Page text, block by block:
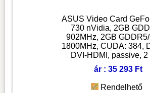
ASUS Video Card
730 nVidia, 2GB
902MHz, 2GB
1800MHz, CUDA: 384,
DVI-HDMI, passive, 2
ár : 35 293 Ft
Rendelhető